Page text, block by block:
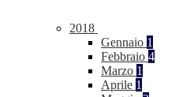
2018
Gennaio 1
Febbraio 4
Marzo 1
Aprile 1